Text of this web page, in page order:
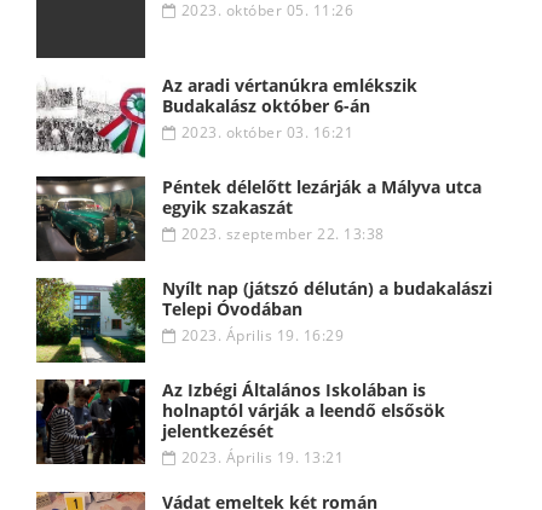
2023. október 05. 11:26
Az aradi vértanúkra emlékszik
Budakalász október 6-án
2023. október 03. 16:21
Péntek délelőtt lezárják a Mályva utca
egyik szakaszát
2023. szeptember 22. 13:38
Nyílt nap (játszó délután) a budakalászi
Telepi Óvodában
2023. Április 19. 16:29
Az Izbégi Általános Iskolában is
holnaptól várják a leendő elsősök
jelentkezését
2023. Április 19. 13:21
Vádat emeltek két román